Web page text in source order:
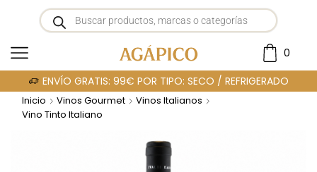
0
ENVÍO GRATIS: 99€ POR TIPO: SECO / REFRIGERADO
Inicio Vinos Gourmet
Vinos Italianos
Vino Tinto Italiano